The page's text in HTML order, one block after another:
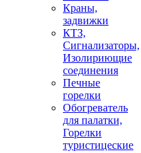
Краны,
задвижки
КТЗ,
Сигнализаторы,
Изолириющие
соединения
Печные
горелки
Обогреватель
для палатки,
Горелки
туристицеские